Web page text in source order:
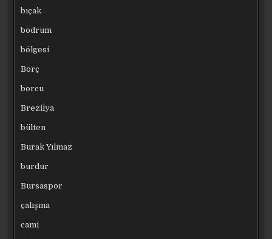
bıçak
bodrum
bölgesi
Borç
borcu
Brezilya
bülten
Burak Yılmaz
burdur
Bursaspor
çalışma
cami